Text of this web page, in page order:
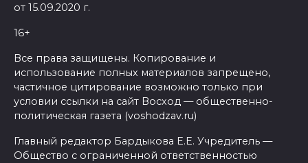
от 15.09.2020 г.
16+
Все права защищены. Копирование и
использование полных материалов запрещено,
частичное цитирование возможно только при
условии ссылки на сайт Восход — общественно-
политическая газета (voshodzav.ru)
Главный редактор Бардыкова Е.Е. Учредитель —
Общество с ограниченной ответственностью